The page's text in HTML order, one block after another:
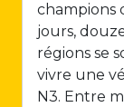
champions
jours,
régions se
vivre une
N3. Entre